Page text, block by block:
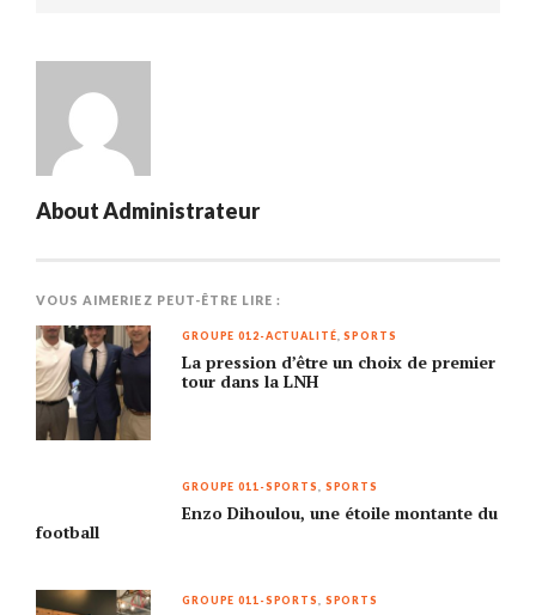
AboutAdministrateur
VOUS AIMERIEZ PEUT-ÊTRE LIRE :
GROUPE 012-ACTUALITÉ ,SPORTS
La pression d’être un choix de premier
tour dans la LNH
GROUPE 011-SPORTS SPORTS
Enzo Dihoulou, une étoile montante du
football
GROUPE 011-SPORTS SPORTS